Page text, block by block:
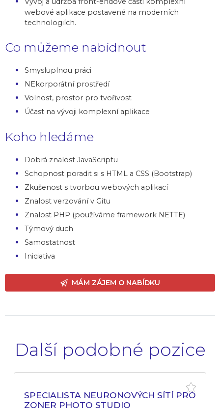
webové aplikace postavené na moderních
technologiích.
Co můžeme nabídnout
Smysluplnou práci
NEkorporátní prostředí
Volnost, prostor pro tvořivost
Účast na vývoji komplexní aplikace
Koho hledáme
Dobrá znalost JavaScriptu
Schopnost poradit si s HTML a CSS (Bootstrap)
Zkušenost s tvorbou webových aplikací
Znalost verzování v Gitu
Znalost PHP (používáme framework NETTE)
Týmový duch
Samostatnost
Iniciativa
MÁM ZÁJEM O NABÍDKU
Další podobné pozice
SPECIALISTA NEURONOVÝCH SÍTÍ PRO
ZONER PHOTO STUDIO